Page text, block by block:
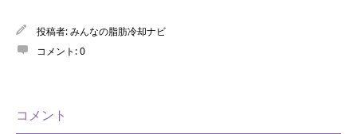
投稿者:みんなの脂肪冷却ナビ
コメント:0
コメント